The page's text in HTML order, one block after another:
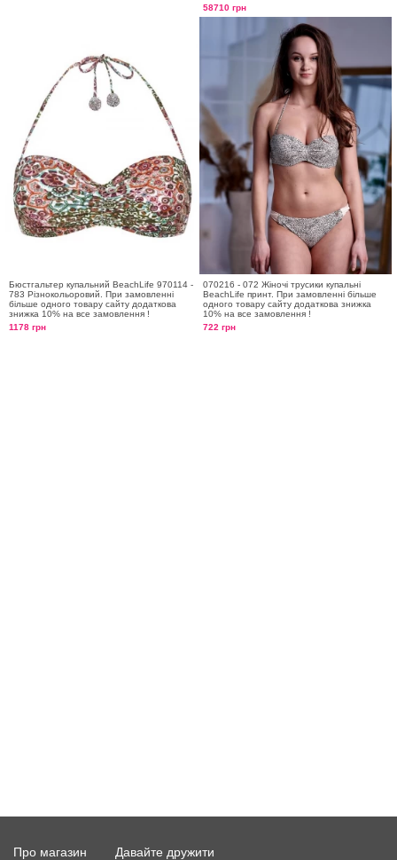
58710 грн
Бюстгальтер купальний BeachLife 970114 -
783 Різнокольоровий. При замовленні
більше одного товару сайту додаткова
знижка 10% на все замовлення !
1178 грн
070216 - 072 Жіночі трусики купальні
BeachLife принт. При замовленні більше
одного товару сайту додаткова знижка
10% на все замовлення !
722 грн
Про магазин Давайте дружити